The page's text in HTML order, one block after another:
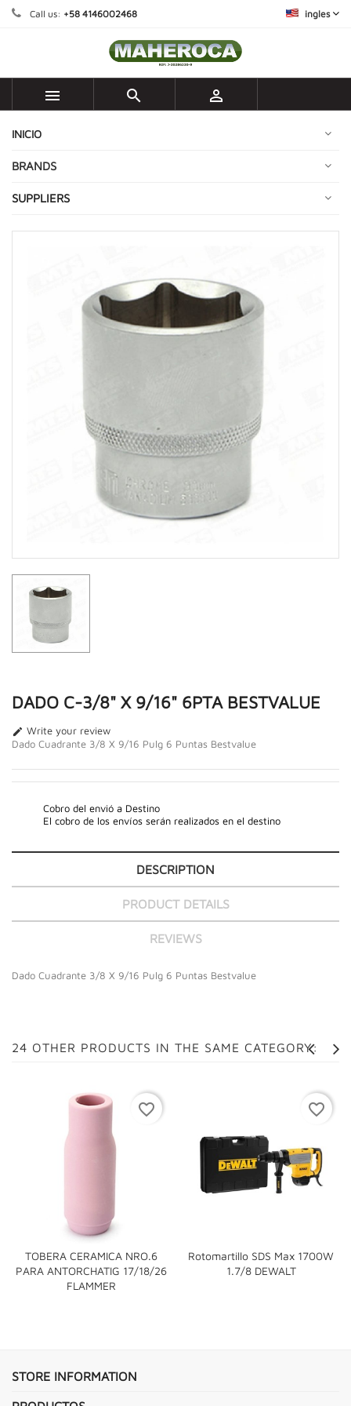
Call us: +58 4146002468 ingles
  
INICIO
BRANDS
SUPPLIERS
DADO C-3/8" X 9/16" 6PTA BESTVALUE
 Write your review
Dado Cuadrante 3/8 X 9/16 Pulg 6 Puntas Bestvalue
Cobro del envió a Destino
El cobro de los envíos serán realizados en el destino
DESCRIPTION
PRODUCT DETAILS
REVIEWS
Dado Cuadrante 3/8 X 9/16 Pulg 6 Puntas Bestvalue
24 OTHER PRODUCTS IN THE SAME CATEGORY:
TOBERA CERAMICA NRO.6
PARA ANTORCHATIG 17/18/26
FLAMMER
favorite_border
Rotomartillo SDS Max 1700W
1.7/8 DEWALT
favorite_border
STORE INFORMATION